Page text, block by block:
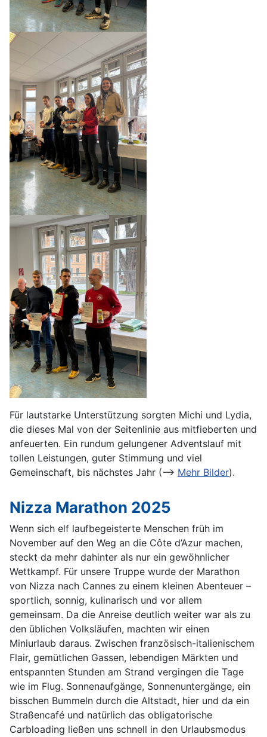
Für lautstarke Unterstützung sorgten Michi und Lydia,
die dieses Mal von der Seitenlinie aus mitfieberten und
anfeuerten. Ein rundum gelungener Adventslauf mit
tollen Leistungen, guter Stimmung und viel
Gemeinschaft, bis nächstes Jahr (--> Mehr Bilder).
Nizza Marathon 2025
Wenn sich elf laufbegeisterte Menschen früh im
November auf den Weg an die Côte d’Azur machen,
steckt da mehr dahinter als nur ein gewöhnlicher
Wettkampf. Für unsere Truppe wurde der Marathon
von Nizza nach Cannes zu einem kleinen Abenteuer –
sportlich, sonnig, kulinarisch und vor allem
gemeinsam. Da die Anreise deutlich weiter war als zu
den üblichen Volksläufen, machten wir einen
Miniurlaub daraus. Zwischen französisch-italienischem
Flair, gemütlichen Gassen, lebendigen Märkten und
entspannten Stunden am Strand vergingen die Tage
wie im Flug. Sonnenaufgänge, Sonnenuntergänge, ein
bisschen Bummeln durch die Altstadt, hier und da ein
Straßencafé und natürlich das obligatorische
Carbloading ließen uns schnell in den Urlaubsmodus